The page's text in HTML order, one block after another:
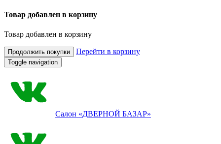
Товар добавлен в корзину
Товар добавлен в корзину
Продолжить покупки Перейти в корзину
Toggle navigation
Салон «ДВЕРНОЙ БАЗАР»